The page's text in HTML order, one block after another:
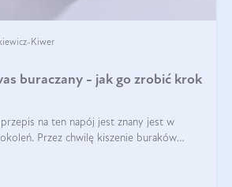
Kiwer
buraczany - jak go zrobić krok
na ten napój jest znany jest w
Przez chwilę kiszenie buraków